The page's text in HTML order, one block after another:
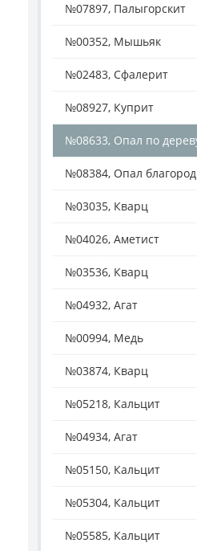
№07897, Палыгорскит
№00352, Мышьяк
№02483, Сфалерит
№08927, Куприт
№08633, Опал по
№08384, Опал
№03035, Кварц
№04026, Аметист
№03536, Кварц
№04932, Агат
№00994, Медь
№03874, Кварц
№05218, Кальцит
№04934, Агат
№05150, Кальцит
№05304, Кальцит
№05585, Кальцит